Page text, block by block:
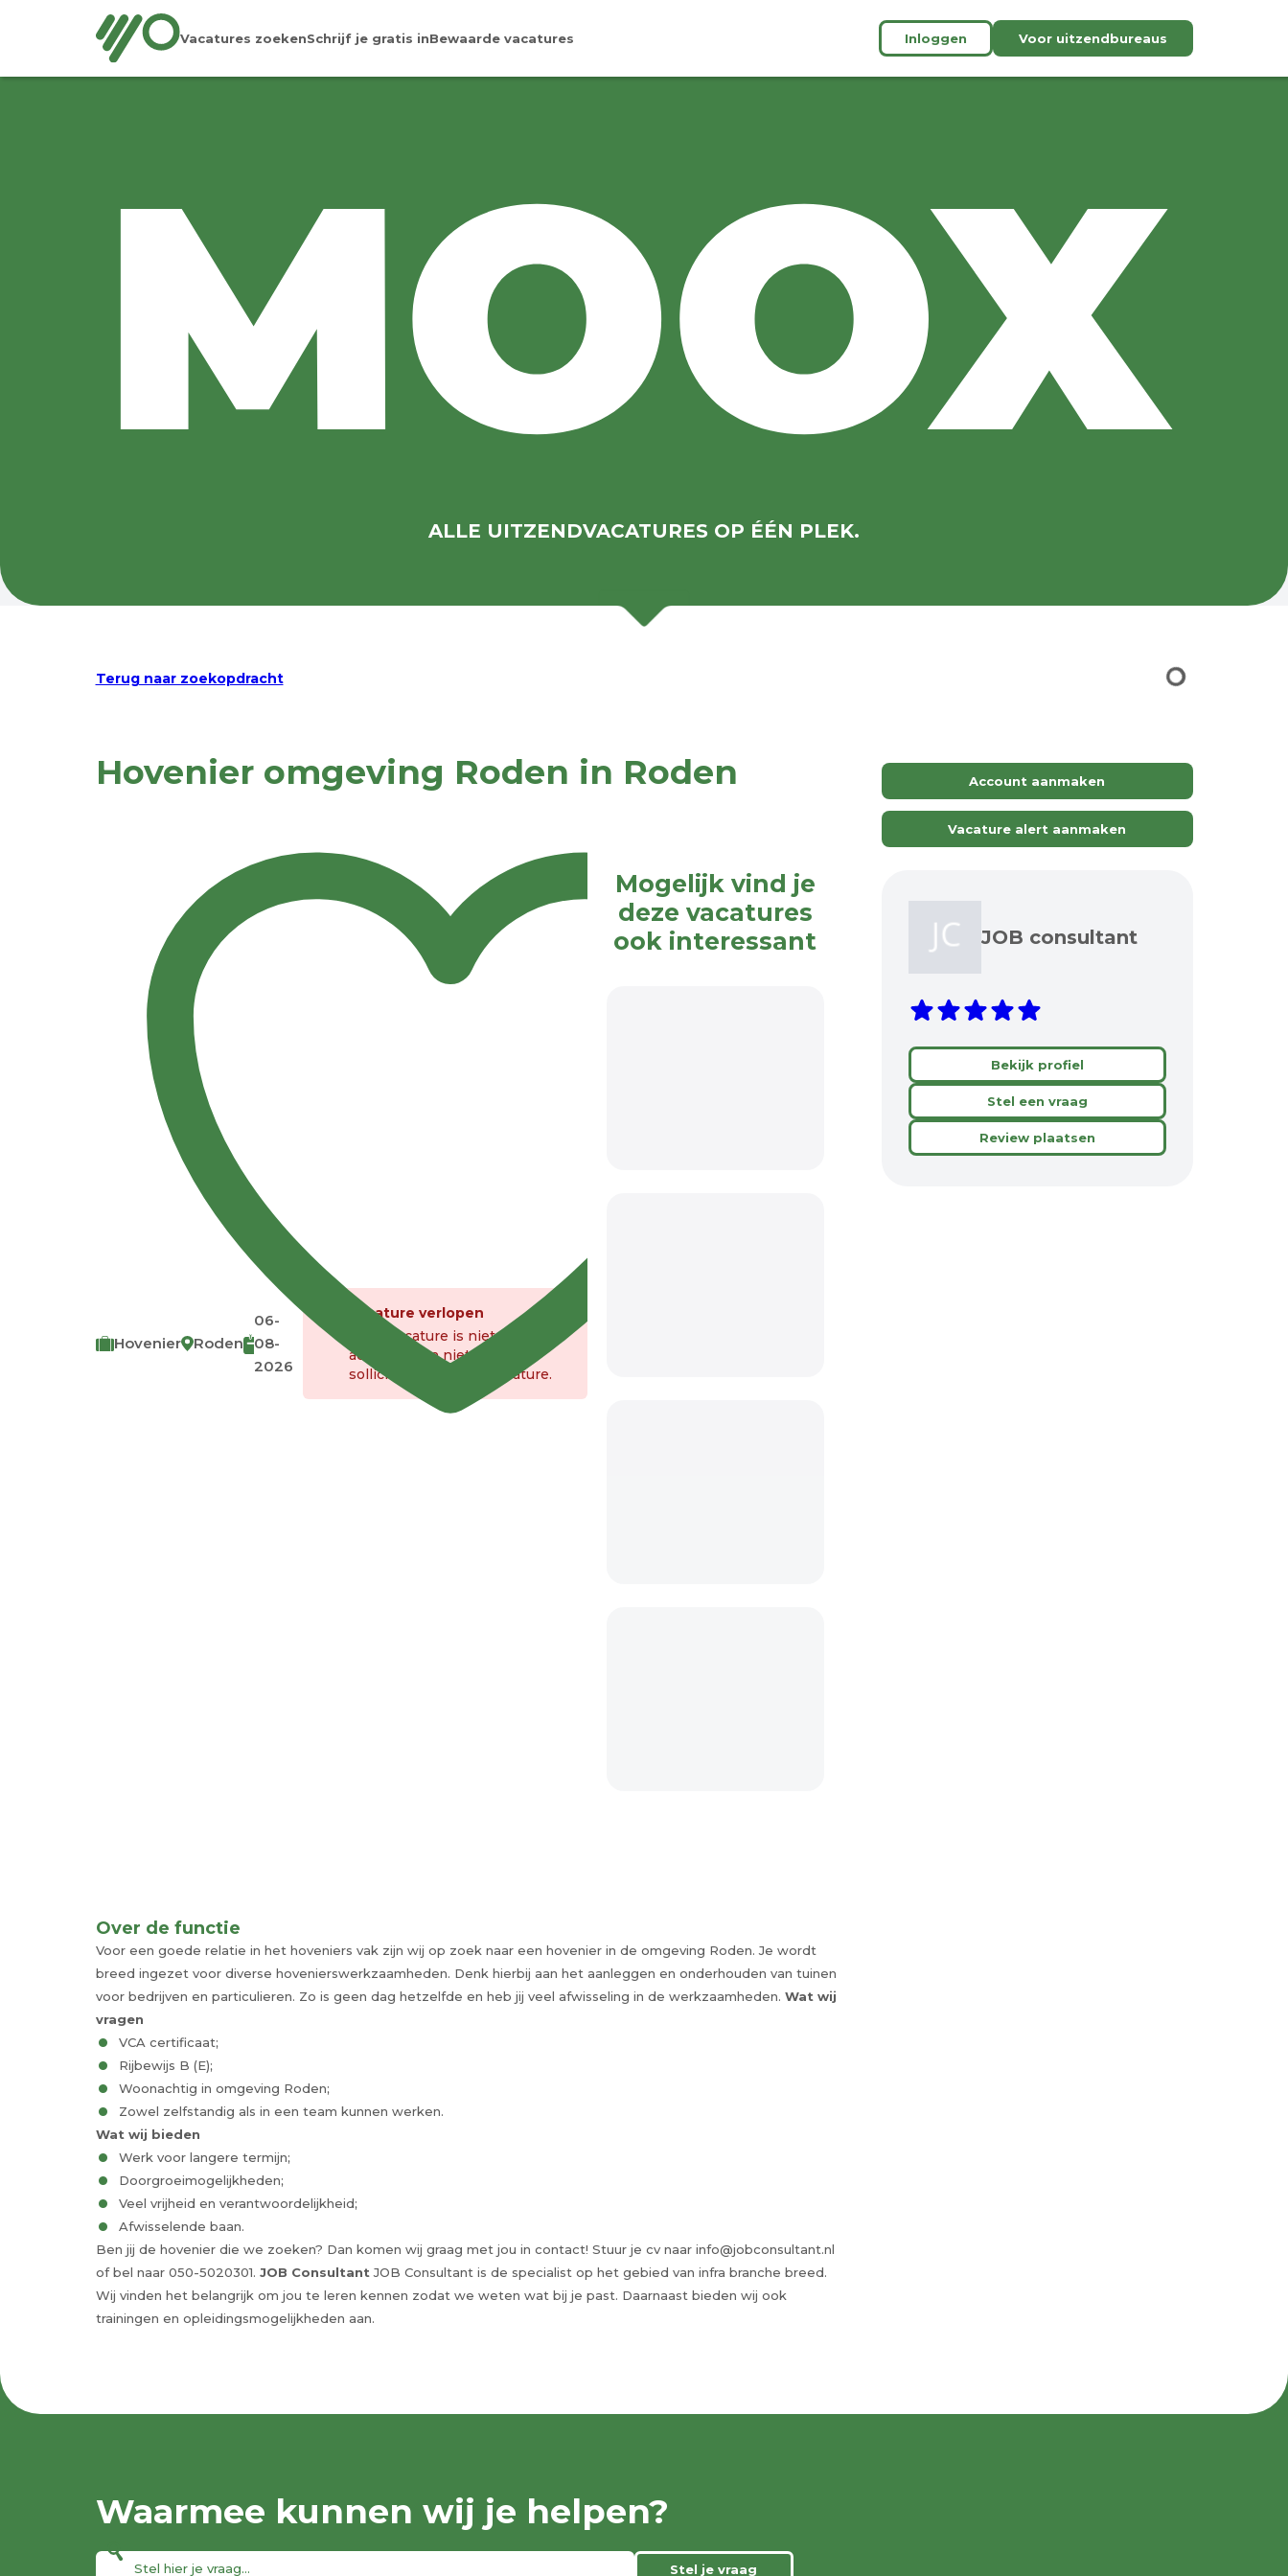
Vacatures zoekenSchrijf je gratis inBewaarde vacatures Inloggen Voor uitzendbureaus
ALLE UITZENDVACATURES OP ÉÉN PLEK.
Terug naar zoekopdracht
Hovenier omgeving Roden in Roden
Hovenier Roden
06-
08-
2026
Vacature verlopen
Deze vacature is niet meer
actief. Je kan niet meer
solliciteren op deze vacature.
Mogelijk vind je
deze vacatures
ook interessant
Over de functie
Voor een goede relatie in het hoveniers vak zijn wij op zoek naar een hovenier in de omgeving Roden. Je wordt
breed ingezet voor diverse hovenierswerkzaamheden. Denk hierbij aan het aanleggen en onderhouden van tuinen
voor bedrijven en particulieren. Zo is geen dag hetzelfde en heb jij veel afwisseling in de werkzaamheden. Wat wij
vragen
VCA certificaat;
Rijbewijs B (E);
Woonachtig in omgeving Roden;
Zowel zelfstandig als in een team kunnen werken.
Wat wij bieden
Werk voor langere termijn;
Doorgroeimogelijkheden;
Veel vrijheid en verantwoordelijkheid;
Afwisselende baan.
Ben jij de hovenier die we zoeken? Dan komen wij graag met jou in contact! Stuur je cv naar info@jobconsultant.nl
of bel naar 050-5020301. JOB Consultant JOB Consultant is de specialist op het gebied van infra branche breed.
Wij vinden het belangrijk om jou te leren kennen zodat we weten wat bij je past. Daarnaast bieden wij ook
trainingen en opleidingsmogelijkheden aan.
Account aanmaken
Vacature alert aanmaken
JOB consultant
Bekijk profiel
Stel een vraag
Review plaatsen
Waarmee kunnen wij je helpen?
Stel je vraag